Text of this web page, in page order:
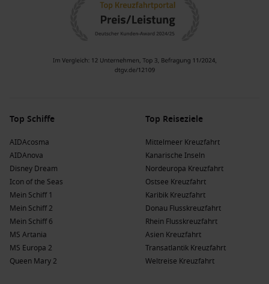
Top Schiffe
AIDAcosma
AIDAnova
Disney Dream
Icon of the Seas
Mein Schiff 1
Mein Schiff 2
Mein Schiff 6
MS Artania
MS Europa 2
Queen Mary 2
Top Reiseziele
Mittelmeer Kreuzfahrt
Kanarische Inseln
Nordeuropa Kreuzfahrt
Ostsee Kreuzfahrt
Karibik Kreuzfahrt
Donau Flusskreuzfahrt
Rhein Flusskreuzfahrt
Asien Kreuzfahrt
Transatlantik Kreuzfahrt
Weltreise Kreuzfahrt